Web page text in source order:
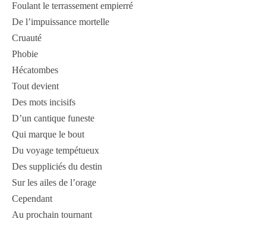
Foulant le terrassement empierré
De l’impuissance mortelle
Cruauté
Phobie
Hécatombes
Tout devient
Des mots incisifs
D’un cantique funeste
Qui marque le bout
Du voyage tempétueux
Des suppliciés du destin
Sur les ailes de l’orage
Cependant
Au prochain tournant